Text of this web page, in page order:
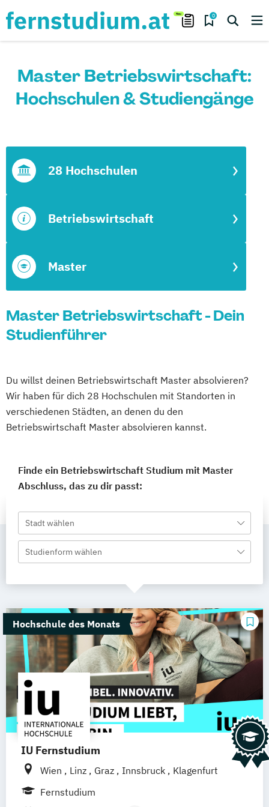
0
Master Betriebswirtschaft:
Hochschulen & Studiengänge
Master
Betriebswirtschaft
28 Hochschulen
Master Betriebswirtschaft - Dein
Studienführer
Du willst deinen Betriebswirtschaft Master absolvieren?
Wir haben für dich 28 Hochschulen mit Standorten in
verschiedenen Städten, an denen du den
Betriebswirtschaft Master absolvieren kannst.
Finde ein Betriebswirtschaft Studium mit Master
Abschluss, das zu dir passt:
Stadt wählen
Studienform wählen
Hochschule des Monats
IU Fernstudium
Wien Linz Graz Innsbruck
Klagenfurt
Fernstudium